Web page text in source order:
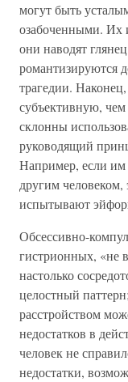
могут быть
озабоченными. Их
они наводят
романтизируются
трагедии.
субъективную,
склонны
руководящий
Например, если им
другим
испытывают
Обсессивно-
гистрионных, «не
настолько
целостный
расстройством
недостатков в
человек не
недостатки,